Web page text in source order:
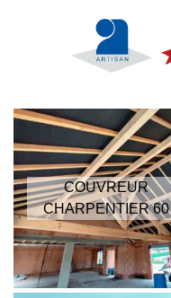
COUVREUR
CHARPENTIER 60